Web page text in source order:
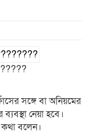
সঙ্গে বা অনিয়মের
নেয়া হবে।
বলেন।